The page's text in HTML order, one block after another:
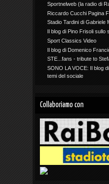
Sportnelweb (la radio di
Riccardo Cucchi Pagina
Stadio Tardini di Gabriele
Il blog di Pino Frisoli sullo
Sport Classics Video
Il blog di Domenico
STE...fans - tribute to
SONO LA VOCE: Il blog
temi del sociale
Collaboriamo con